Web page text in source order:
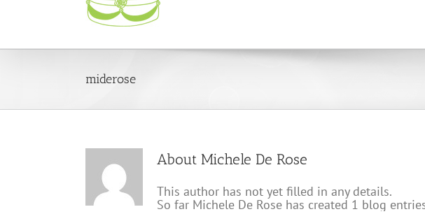
miderose
About Michele De Rose
This author has not yet filled in any details.
So far Michele De Rose has created 1 blog